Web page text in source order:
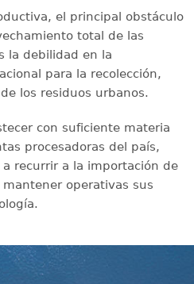
el principal obstáculo
total de las
la debilidad en la
para la recolección,
los residuos urbanos.
con suficiente materia
procesadoras del país,
recurrir a la importación de
operativas sus